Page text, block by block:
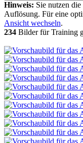
Hinweis: Sie nutzen
Auflösung. Für eine
Ansicht wechseln.
234 Bilder für Training